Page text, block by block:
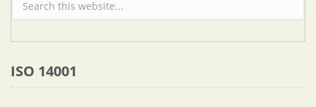
Formulario de búsqueda
ISO 14001